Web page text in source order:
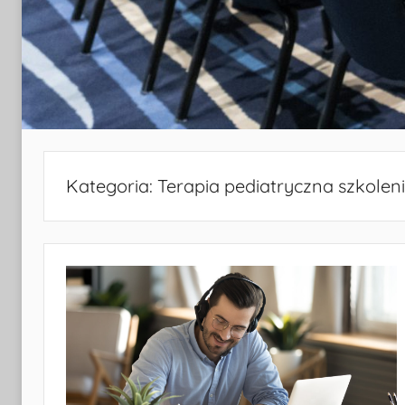
Kategoria: Terapia pediatryczna